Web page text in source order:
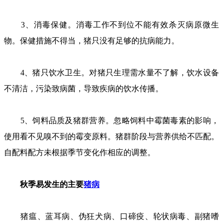
3、消毒保健。消毒工作不到位不能有效杀灭病原微生
物。保健措施不得当，猪只没有足够的抗病能力。
4、猪只饮水卫生。对猪只生理需水量不了解，饮水设备
不清洁，污染致病菌，导致疾病的饮水传播。
5、饲料品质及猪群营养。忽略饲料中霉菌毒素的影响，
使用看不见嗅不到的霉变原料。猪群阶段与营养供给不匹配。
自配料配方未根据季节变化作相应的调整。
秋季易发生的主要猪病
猪瘟、蓝耳病、伪狂犬病、口碲疫、轮状病毒、副猪嗜